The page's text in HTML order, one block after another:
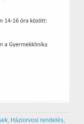
, Háziorvosi rendelés,